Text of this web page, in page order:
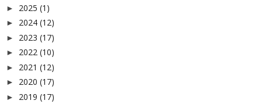
► 2025 (1)
► 2024 (12)
► 2023 (17)
► 2022 (10)
► 2021 (12)
► 2020 (17)
► 2019 (17)